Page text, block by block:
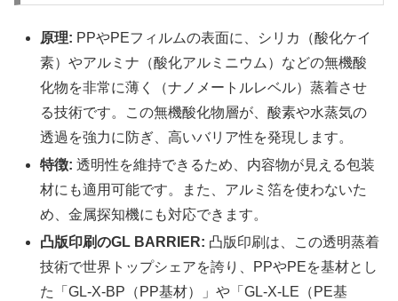
原理: PPやPEフィルムの表面に、シリカ（酸化ケイ
素）やアルミナ（酸化アルミニウム）などの無機酸
化物を非常に薄く（ナノメートルレベル）蒸着させ
る技術です。この無機酸化物層が、酸素や水蒸気の
透過を強力に防ぎ、高いバリア性を発現します。
特徴: 透明性を維持できるため、内容物が見える包装
材にも適用可能です。また、アルミ箔を使わないた
め、金属探知機にも対応できます。
凸版印刷のGL BARRIER: 凸版印刷は、この透明蒸着
技術で世界トップシェアを誇り、PPやPEを基材とし
た「GL-X-BP（PP基材）」や「GL-X-LE（PE基